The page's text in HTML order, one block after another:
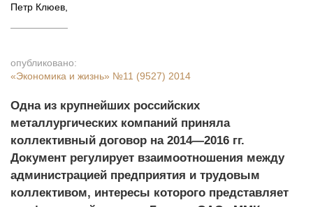
Петр Клюев
опубликовано:
«Экономика и жизнь» №11 (9527) 2014
Одна из крупнейших российских
металлургических компаний приняла
коллективный договор на 2014—2016 гг.
Документ регулирует взаимоотношения между
администрацией предприятия и трудовым
коллективом, интересы которого представляет